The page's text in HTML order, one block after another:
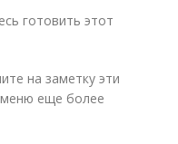
готовить этот
на заметку эти
еще более